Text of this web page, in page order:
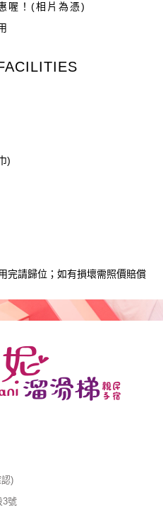
喔！(相片為憑)
)
完請歸位；如有損壞需照價賠償
)
3號